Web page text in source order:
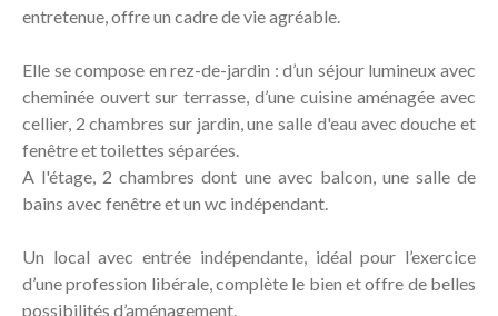
entretenue, offre un cadre de vie agréable.
Elle se compose en rez-de-jardin : d’un séjour lumineux avec
cheminée ouvert sur terrasse, d’une cuisine aménagée avec
cellier, 2 chambres sur jardin, une salle d'eau avec douche et
fenêtre et toilettes séparées.
A l'étage, 2 chambres dont une avec balcon, une salle de
bains avec fenêtre et un wc indépendant.
Un local avec entrée indépendante, idéal pour l’exercice
d’une profession libérale, complète le bien et offre de belles
possibilités d’aménagement.